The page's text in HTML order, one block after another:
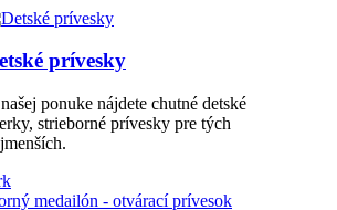
prívesky
ponuke nájdete chutné detské
strieborné prívesky pre tých